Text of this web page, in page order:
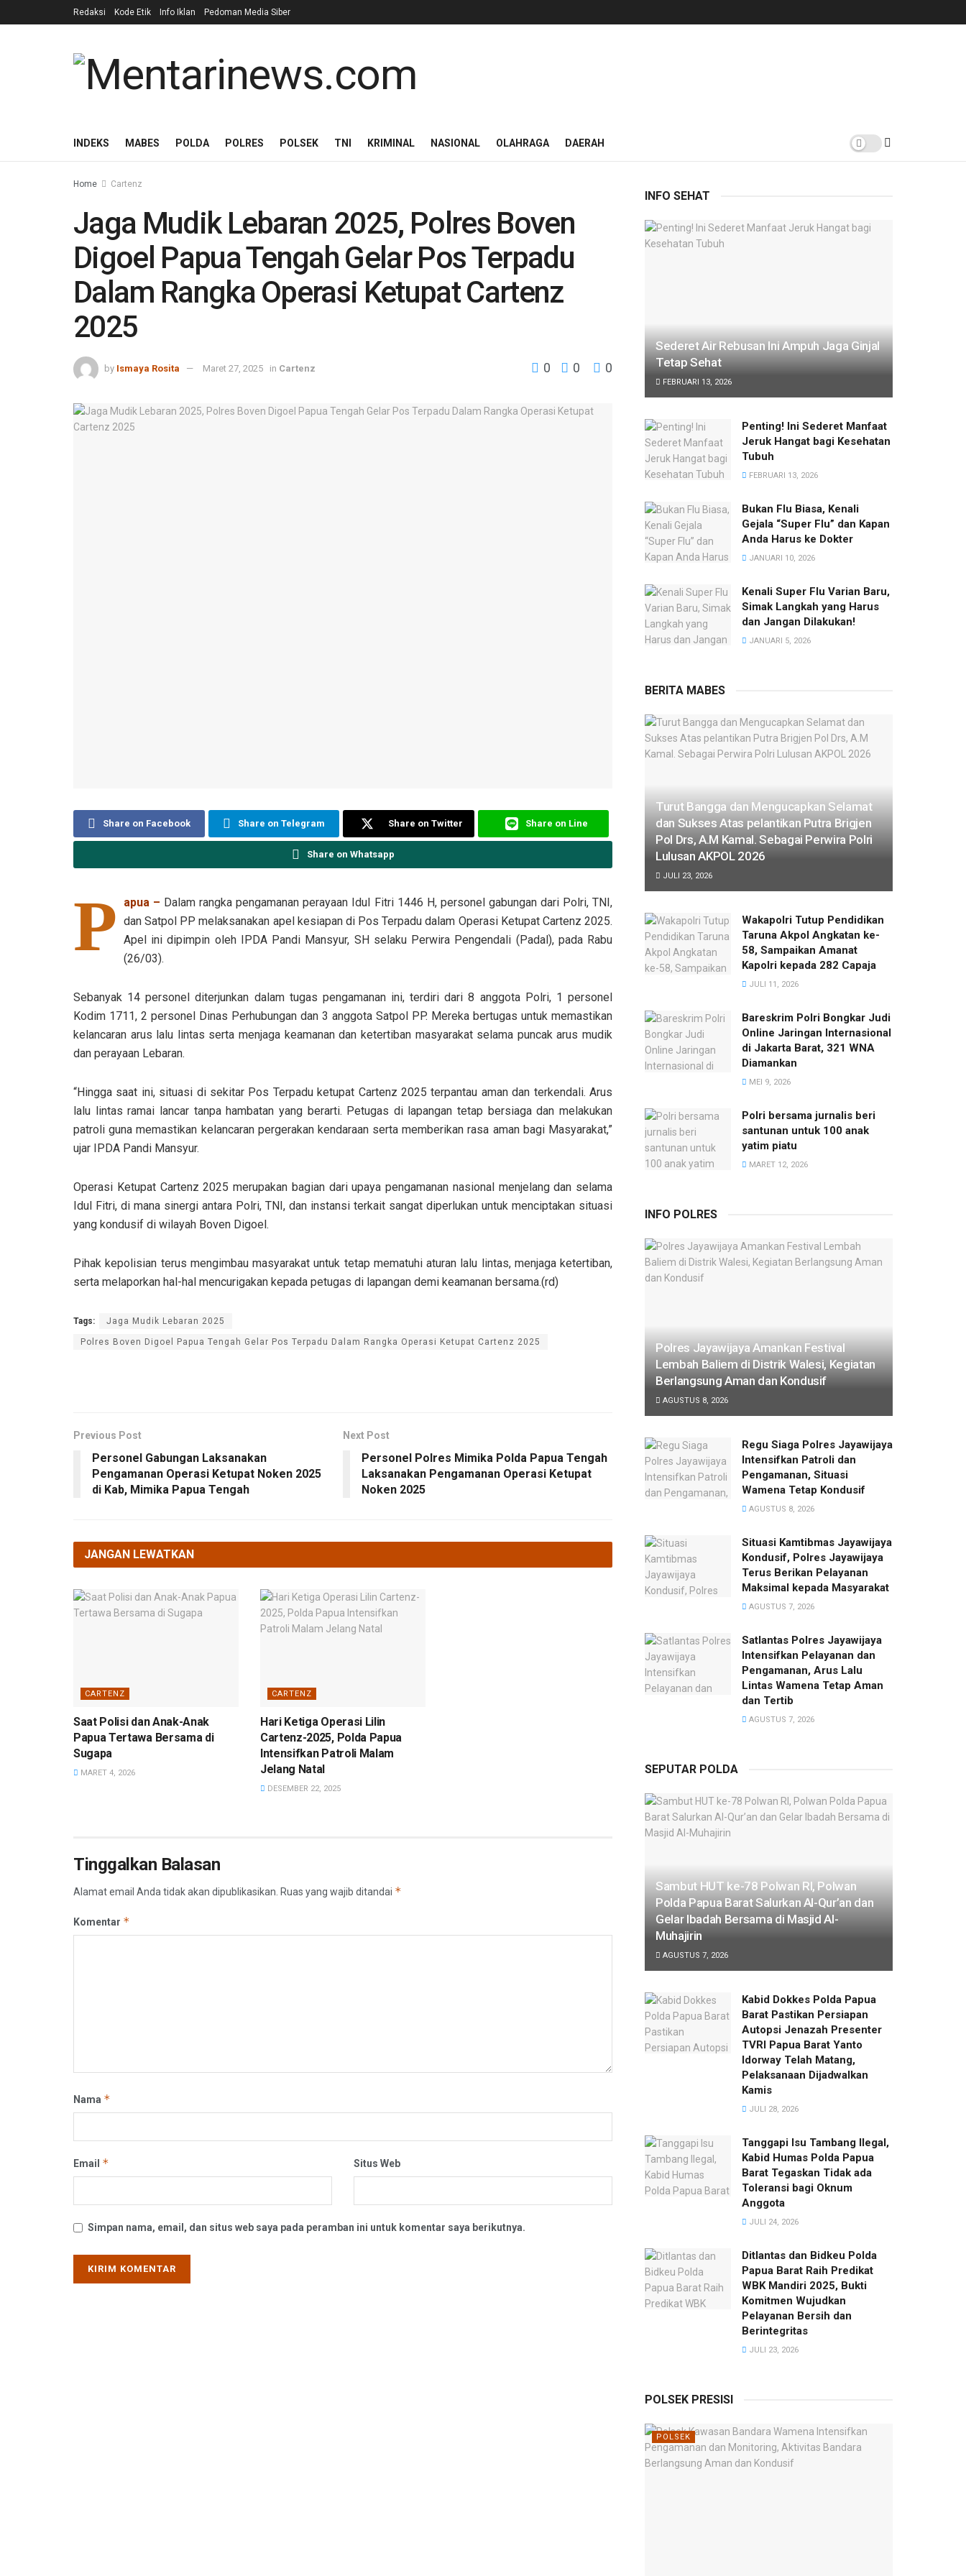
Redaksi Kode Etik Info Iklan Pedoman Media Siber
INDEKS MABES POLDA POLRES POLSEK TNI KRIMINAL NASIONAL OLAHRAGA DAERAH
Home Cartenz
Jaga Mudik Lebaran 2025, Polres Boven
Digoel Papua Tengah Gelar Pos Terpadu
Dalam Rangka Operasi Ketupat Cartenz
2025
by Ismaya Rosita Maret 27, 2025 in Cartenz 0 0 0
Share on Facebook Share on Telegram Share on Twitter Share on Line
Share on Whatsapp
P apua – Dalam rangka pengamanan perayaan Idul Fitri 1446 H, personel gabungan dari Polri, TNI,
dan Satpol PP melaksanakan apel kesiapan di Pos Terpadu dalam Operasi Ketupat Cartenz 2025.
Apel ini dipimpin oleh IPDA Pandi Mansyur, SH selaku Perwira Pengendali (Padal), pada Rabu
(26/03).
Sebanyak 14 personel diterjunkan dalam tugas pengamanan ini, terdiri dari 8 anggota Polri, 1 personel
Kodim 1711, 2 personel Dinas Perhubungan dan 3 anggota Satpol PP. Mereka bertugas untuk memastikan
kelancaran arus lalu lintas serta menjaga keamanan dan ketertiban masyarakat selama puncak arus mudik
dan perayaan Lebaran.
“Hingga saat ini, situasi di sekitar Pos Terpadu ketupat Cartenz 2025 terpantau aman dan terkendali. Arus
lalu lintas ramai lancar tanpa hambatan yang berarti. Petugas di lapangan tetap bersiaga dan melakukan
patroli guna memastikan kelancaran pergerakan kendaraan serta memberikan rasa aman bagi Masyarakat,”
ujar IPDA Pandi Mansyur.
Operasi Ketupat Cartenz 2025 merupakan bagian dari upaya pengamanan nasional menjelang dan selama
Idul Fitri, di mana sinergi antara Polri, TNI, dan instansi terkait sangat diperlukan untuk menciptakan situasi
yang kondusif di wilayah Boven Digoel.
Pihak kepolisian terus mengimbau masyarakat untuk tetap mematuhi aturan lalu lintas, menjaga ketertiban,
serta melaporkan hal-hal mencurigakan kepada petugas di lapangan demi keamanan bersama.(rd)
Tags: Jaga Mudik Lebaran 2025
Polres Boven Digoel Papua Tengah Gelar Pos Terpadu Dalam Rangka Operasi Ketupat Cartenz 2025
Previous Post
Personel Gabungan Laksanakan
Pengamanan Operasi Ketupat Noken 2025
di Kab, Mimika Papua Tengah
Next Post
Personel Polres Mimika Polda Papua Tengah
Laksanakan Pengamanan Operasi Ketupat
Noken 2025
JANGAN LEWATKAN
CARTENZ
Saat Polisi dan Anak-Anak
Papua Tertawa Bersama di
Sugapa
MARET 4, 2026
CARTENZ
Hari Ketiga Operasi Lilin
Cartenz-2025, Polda Papua
Intensifkan Patroli Malam
Jelang Natal
DESEMBER 22, 2025
Tinggalkan Balasan
Alamat email Anda tidak akan dipublikasikan. Ruas yang wajib ditandai *
Komentar *
Nama *
Email * Situs Web
Simpan nama, email, dan situs web saya pada peramban ini untuk komentar saya berikutnya.
INFO SEHAT
Sederet Air Rebusan Ini Ampuh Jaga Ginjal
Tetap Sehat
FEBRUARI 13, 2026
Penting! Ini Sederet Manfaat
Jeruk Hangat bagi Kesehatan
Tubuh
FEBRUARI 13, 2026
Bukan Flu Biasa, Kenali
Gejala “Super Flu” dan Kapan
Anda Harus ke Dokter
JANUARI 10, 2026
Kenali Super Flu Varian Baru,
Simak Langkah yang Harus
dan Jangan Dilakukan!
JANUARI 5, 2026
BERITA MABES
Turut Bangga dan Mengucapkan Selamat
dan Sukses Atas pelantikan Putra Brigjen
Pol Drs, A.M Kamal. Sebagai Perwira Polri
Lulusan AKPOL 2026
JULI 23, 2026
Wakapolri Tutup Pendidikan
Taruna Akpol Angkatan ke-
58, Sampaikan Amanat
Kapolri kepada 282 Capaja
JULI 11, 2026
Bareskrim Polri Bongkar Judi
Online Jaringan Internasional
di Jakarta Barat, 321 WNA
Diamankan
MEI 9, 2026
Polri bersama jurnalis beri
santunan untuk 100 anak
yatim piatu
MARET 12, 2026
INFO POLRES
Polres Jayawijaya Amankan Festival
Lembah Baliem di Distrik Walesi, Kegiatan
Berlangsung Aman dan Kondusif
AGUSTUS 8, 2026
Regu Siaga Polres Jayawijaya
Intensifkan Patroli dan
Pengamanan, Situasi
Wamena Tetap Kondusif
AGUSTUS 8, 2026
Situasi Kamtibmas Jayawijaya
Kondusif, Polres Jayawijaya
Terus Berikan Pelayanan
Maksimal kepada Masyarakat
AGUSTUS 7, 2026
Satlantas Polres Jayawijaya
Intensifkan Pelayanan dan
Pengamanan, Arus Lalu
Lintas Wamena Tetap Aman
dan Tertib
AGUSTUS 7, 2026
SEPUTAR POLDA
Sambut HUT ke-78 Polwan RI, Polwan
Polda Papua Barat Salurkan Al-Qur’an dan
Gelar Ibadah Bersama di Masjid Al-
Muhajirin
AGUSTUS 7, 2026
Kabid Dokkes Polda Papua
Barat Pastikan Persiapan
Autopsi Jenazah Presenter
TVRI Papua Barat Yanto
Idorway Telah Matang,
Pelaksanaan Dijadwalkan
Kamis
JULI 28, 2026
Tanggapi Isu Tambang Ilegal,
Kabid Humas Polda Papua
Barat Tegaskan Tidak ada
Toleransi bagi Oknum
Anggota
JULI 24, 2026
Ditlantas dan Bidkeu Polda
Papua Barat Raih Predikat
WBK Mandiri 2025, Bukti
Komitmen Wujudkan
Pelayanan Bersih dan
Berintegritas
JULI 23, 2026
POLSEK PRESISI
POLSEK